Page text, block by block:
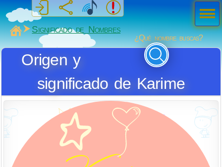
MiSabueso
Significado de Nombres
¿Qué nombre buscas?
Origen y
significado de Karime
Men
ú